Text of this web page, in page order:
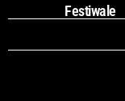
Festiwale